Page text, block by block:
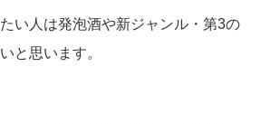
い人は発泡酒や新ジャンル・第3の
と思います。